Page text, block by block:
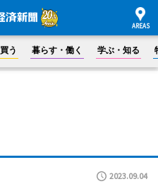
買う 暮らす・働く 学ぶ・知る
2023.09.04